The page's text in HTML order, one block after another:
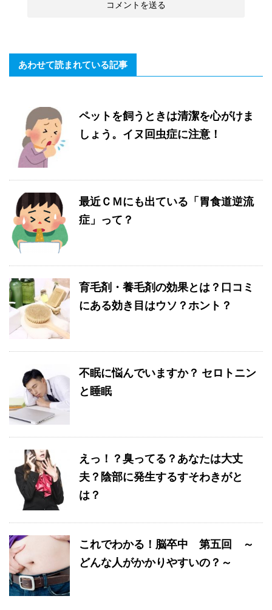
あわせて読まれている記事
ペットを飼うときは清潔を心がけま
しょう。イヌ回虫症に注意！
最近ＣＭにも出ている「胃食道逆流
症」って？
育毛剤・養毛剤の効果とは？口コミ
にある効き目はウソ？ホント？
不眠に悩んでいますか？ セロトニン
と睡眠
えっ！？臭ってる？あなたは大丈
夫？陰部に発生するすそわきがと
は？
これでわかる！脳卒中 第五回 ～
どんな人がかかりやすいの？～